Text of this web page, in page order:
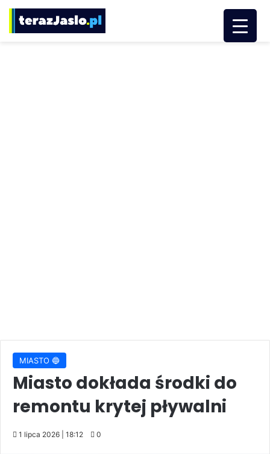
MIASTO 🔵
Miasto dokłada środki do
remontu krytej pływalni
1 lipca 2026 | 18:12 0